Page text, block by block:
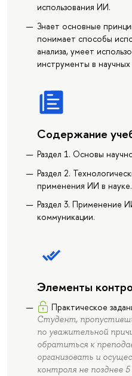
использования ИИ.
Знает основные
понимает способы
анализа, умеет
инструменты в научных
Содержание
Раздел 1. Основы
Раздел 2.
применения ИИ в науке.
Раздел 3. Применение
коммуникации.
Элементы
Практическое
Студент,
по уважительной
обратиться к
организовать и
контроля не позднее